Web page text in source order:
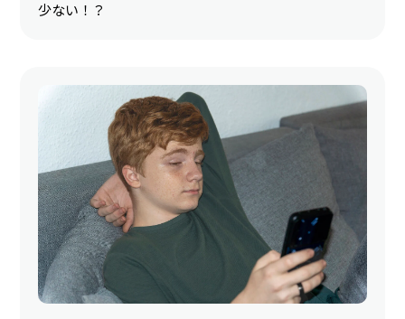
少ない！？